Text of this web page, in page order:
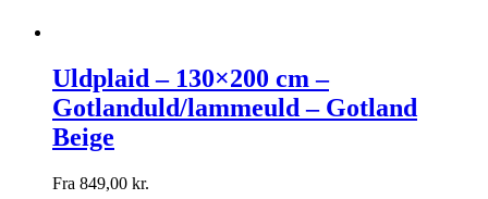
Uldplaid – 130×200 cm –
Gotlanduld/lammeuld – Gotland
Beige
Fra 849,00 kr.